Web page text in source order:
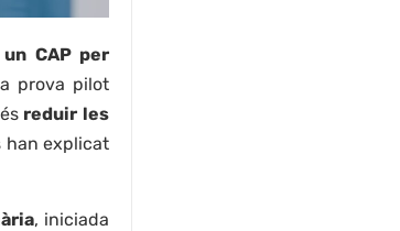
CAP per
prova pilot
reduir les
han explicat
, iniciada